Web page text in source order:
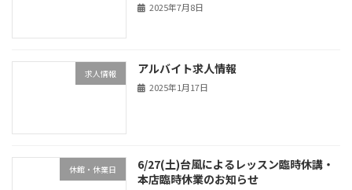
2025年7月8日
求人情報 アルバイト求人情報
2025年1月17日
休館・休業日
6/27(土)台風によるレッスン臨時休講・
本店臨時休業のお知らせ